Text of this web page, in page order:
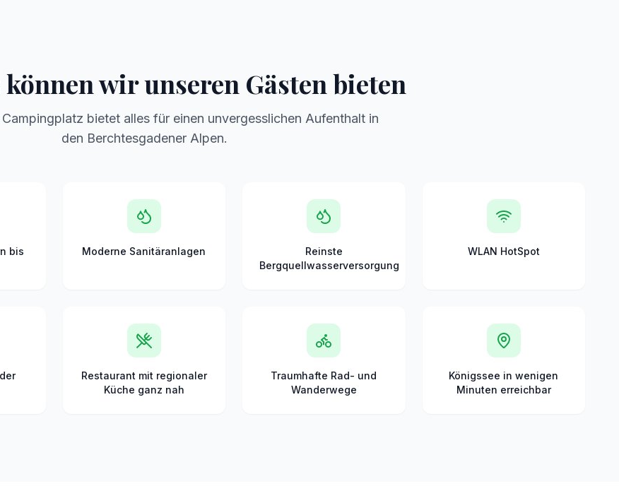
können wir unseren Gästen bieten
bietet alles für einen unvergesslichen Aufenthalt in
den Berchtesgadener Alpen.
bis
Moderne Sanitäranlagen
Reinste
Bergquellwasserversorgung
WLAN HotSpot
Restaurant mit regionaler
Küche ganz nah
Traumhafte Rad- und
Wanderwege
Königssee in wenigen
Minuten erreichbar